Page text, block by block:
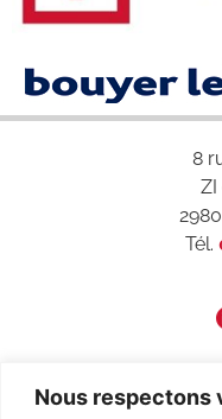
Nous respectons
8
ZI
Tél.
Qui